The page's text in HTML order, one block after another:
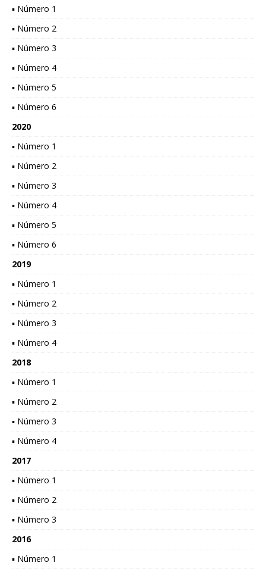
▪ Número 1
▪ Número 2
▪ Número 3
▪ Número 4
▪ Número 5
▪ Número 6
2020
▪ Número 1
▪ Número 2
▪ Número 3
▪ Número 4
▪ Número 5
▪ Número 6
2019
▪ Número 1
▪ Número 2
▪ Número 3
▪ Número 4
2018
▪ Número 1
▪ Número 2
▪ Número 3
▪ Número 4
2017
▪ Número 1
▪ Número 2
▪ Número 3
2016
▪ Número 1